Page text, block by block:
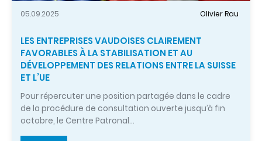
05.09.2025 Olivier Rau
LES ENTREPRISES VAUDOISES CLAIREMENT
FAVORABLES À LA STABILISATION ET AU
DÉVELOPPEMENT DES RELATIONS ENTRE LA SUISSE
ET L’UE
Pour répercuter une position partagée dans le cadre
de la procédure de consultation ouverte jusqu’à fin
octobre, le Centre Patronal…